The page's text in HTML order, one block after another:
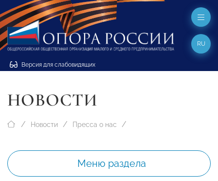
Версия для слабовидящих
RU
НОВОСТИ
Новости Пресса о нас
Меню раздела